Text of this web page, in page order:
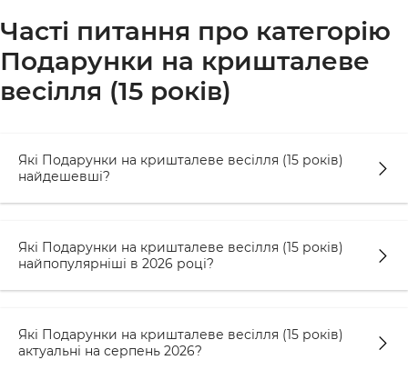
Часті питання про категорію
Подарунки на кришталеве
весілля (15 років)
Які Подарунки на кришталеве весілля (15 років)
найдешевші?
Які Подарунки на кришталеве весілля (15 років)
найпопулярніші в 2026 році?
Які Подарунки на кришталеве весілля (15 років)
актуальні на серпень 2026?